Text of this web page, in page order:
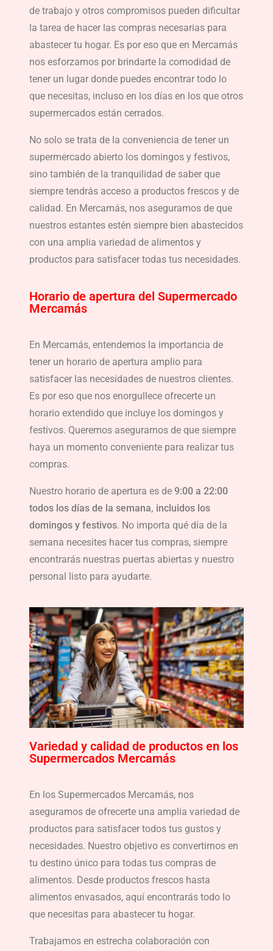
de trabajo y otros compromisos pueden dificultar
la tarea de hacer las compras necesarias para
abastecer tu hogar. Es por eso que en Mercamás
nos esforzamos por brindarte la comodidad de
tener un lugar donde puedes encontrar todo lo
que necesitas, incluso en los días en los que otros
supermercados están cerrados.
No solo se trata de la conveniencia de tener un
supermercado abierto los domingos y festivos,
sino también de la tranquilidad de saber que
siempre tendrás acceso a productos frescos y de
calidad. En Mercamás, nos aseguramos de que
nuestros estantes estén siempre bien abastecidos
con una amplia variedad de alimentos y
productos para satisfacer todas tus necesidades.
Horario de apertura del Supermercado
Mercamás
En Mercamás, entendemos la importancia de
tener un horario de apertura amplio para
satisfacer las necesidades de nuestros clientes.
Es por eso que nos enorgullece ofrecerte un
horario extendido que incluye los domingos y
festivos. Queremos asegurarnos de que siempre
haya un momento conveniente para realizar tus
compras.
Nuestro horario de apertura es de 9:00 a 22:00
todos los días de la semana, incluidos los
domingos y festivos. No importa qué día de la
semana necesites hacer tus compras, siempre
encontrarás nuestras puertas abiertas y nuestro
personal listo para ayudarte.
Variedad y calidad de productos en los
Supermercados Mercamás
En los Supermercados Mercamás, nos
aseguramos de ofrecerte una amplia variedad de
productos para satisfacer todos tus gustos y
necesidades. Nuestro objetivo es convertirnos en
tu destino único para todas tus compras de
alimentos. Desde productos frescos hasta
alimentos envasados, aquí encontrarás todo lo
que necesitas para abastecer tu hogar.
Trabajamos en estrecha colaboración con